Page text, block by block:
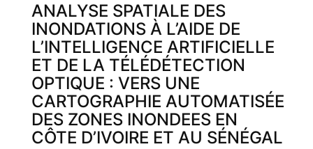
ANALYSE SPATIALE DES
INONDATIONS À L’AIDE DE
L’INTELLIGENCE ARTIFICIELLE
ET DE LA TÉLÉDÉTECTION
OPTIQUE : VERS UNE
CARTOGRAPHIE AUTOMATISÉE
DES ZONES INONDEES EN
CÔTE D’IVOIRE ET AU SÉNÉGAL